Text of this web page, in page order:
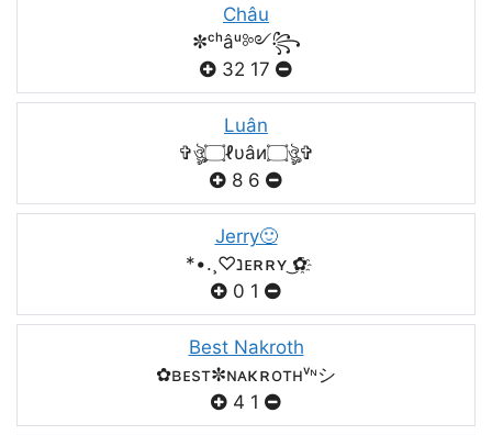
Châu
✼ᶜʰâᵘ༻꧂
32 17
Luân
✞ঔৣ۝ℓυâи۝ঔৣ✞
8 6
Jerry🙂
*•.¸♡נᴇʀʀʏ ͜✿҈
0 1
Best Nakroth
✿ʙᴇsт✼ɴᴀκʀoтнᵛᶰシ
4 1